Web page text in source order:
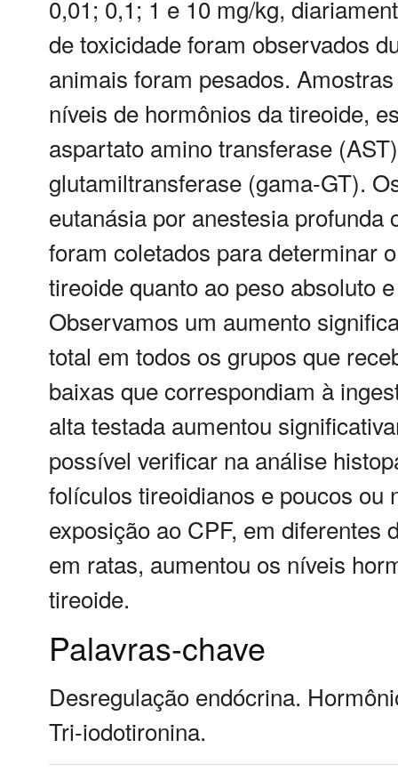
0,01; 0,1; 1 e 10 mg/kg,
de toxicidade foram observados
animais foram pesados.
níveis de hormônios da tireoide,
aspartato amino transferase
glutamiltransferase (gama-GT).
eutanásia por anestesia
foram coletados para determinar
tireoide quanto ao peso absoluto
Observamos um aumento
total em todos os grupos que
baixas que correspondiam à
alta testada aumentou
possível verificar na análise
folículos tireoidianos e poucos ou
exposição ao CPF, em diferentes
em ratas, aumentou os níveis
tireoide.
Palavras-chave
Desregulação endócrina.
Tri-iodotironina.